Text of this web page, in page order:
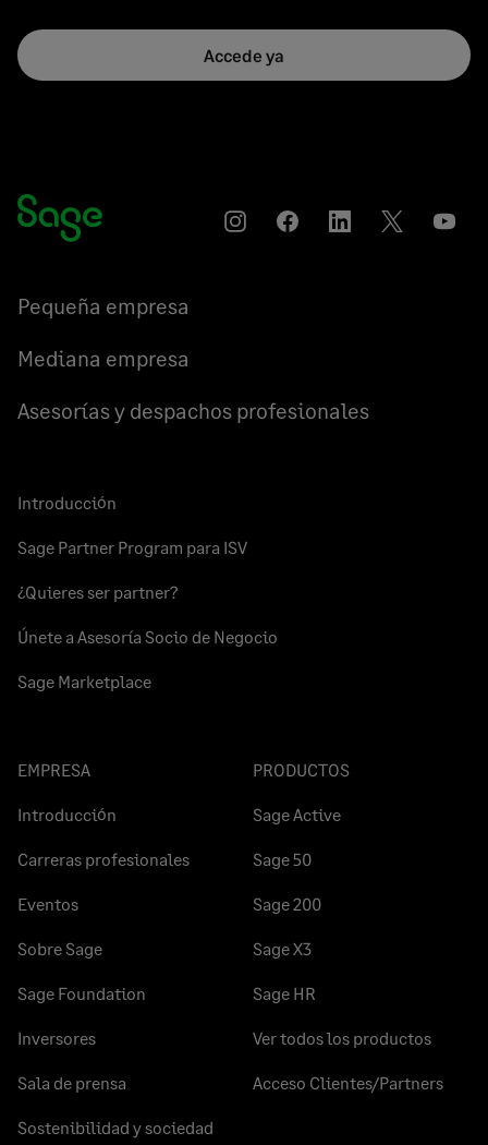
Accede ya
InstagramCompartirCompartirCompartir
Pequeña empresa
Mediana empresa
Asesorías y despachos profesionales
Introducción
Sage Partner Program para ISV
¿Quieres ser partner?
Únete a Asesoría Socio de Negocio
Sage Marketplace
EMPRESA
Introducción
Carreras profesionales
Eventos
Sobre Sage
Sage Foundation
Inversores
Sala de prensa
Sostenibilidad y sociedad
PRODUCTOS
Sage Active
Sage 50
Sage 200
Sage X3
Sage HR
Ver todos los productos
Acceso Clientes/Partners